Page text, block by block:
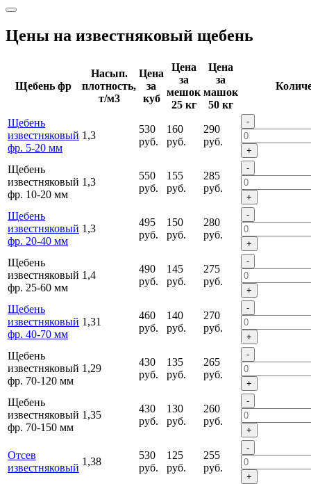
Цены на известняковый щебень
Щебень фр
Насып.
плотность,
т/м3
Цена
за
куб
Цена
за
мешок
25 кг
Цена
за
машок
50 кг
Щебень
известняковый
фр. 5-20 мм
1,3
530
руб.
160
руб.
290
руб.
-
+
Щебень
известняковый
фр. 10-20 мм
1,3
550
руб.
155
руб.
285
руб.
-
+
Щебень
известняковый
фр. 20-40 мм
1,3
495
руб.
150
руб.
280
руб.
-
+
Щебень
известняковый
фр. 25-60 мм
1,4
490
руб.
145
руб.
275
руб.
-
+
Щебень
известняковый
фр. 40-70 мм
1,31
460
руб.
140
руб.
270
руб.
-
+
Щебень
известняковый
фр. 70-120 мм
1,29
430
руб.
135
руб.
265
руб.
-
+
Щебень
известняковый
фр. 70-150 мм
1,35
430
руб.
130
руб.
260
руб.
-
+
Отсев
известняковый
1,38
530
руб.
125
руб.
255
руб.
-
+